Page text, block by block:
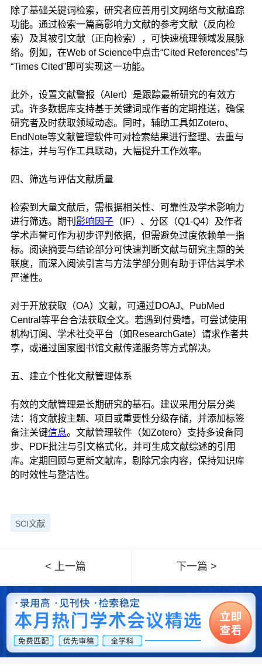
除了基础关键词检索，研究者应善用引文网络与文献追踪
功能。通过检索一篇高影响力文献的参考文献（反向检
索）及其被引文献（正向检索），可快速梳理领域发展脉
络。例如，在Web of Science中点击“Cited References”与
“Times Cited”即可实现这一功能。
此外，设置文献警报（Alert）是跟踪最新研究的有效方
式。许多数据库支持基于关键词或作者的定期推送，确保
研究者及时获取领域动态。同时，辅助工具如Zotero、
EndNote等文献管理软件可对检索结果进行整理、去重与
标注，并与写作工具联动，大幅提升工作效率。
四、筛选与评估文献质量
检索到大量文献后，需根据相关性、可靠性及学术影响力
进行筛选。期刊 影响因子（IF）、分区（Q1-Q4）及作者
学术声誉可作为初步评判依据，但需避免过度依赖单一指
标。阅读摘要与结论部分可快速判断文献与研究主题的关
联度，而深入阅读引言与方法学部分则有助于评估其学术
严谨性。
对于开放获取（OA）文献，可通过DOAJ、PubMed
Central等平台合法获取全文。若遇到付费墙，可尝试使用
机构订阅、学术社交平台（如ResearchGate）请求作者共
享，或通过国家图书馆文献传递服务等方式解决。
五、建立个性化文献管理体系
有效的文献管理是长期研究的基石。建议采用分层分类
法：将文献按主题、项目或重要性分级存储，并添加标签
备注关键信息。文献管理软件（如Zotero）支持多设备同
步、PDF批注与引文格式化，并可生成文献综述的引用
库。定期回顾与更新文献库，剔除冗余内容，保持知识库
的时效性与整洁性。
SCI文献
< 上一篇 下一篇 >